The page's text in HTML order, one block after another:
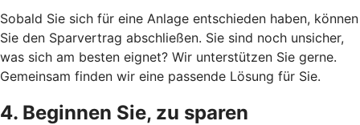
Sobald Sie sich für eine Anlage entschieden haben, können
Sie den Sparvertrag abschließen. Sie sind noch unsicher,
was sich am besten eignet? Wir unterstützen Sie gerne.
Gemeinsam finden wir eine passende Lösung für Sie.
4. Beginnen Sie, zu sparen